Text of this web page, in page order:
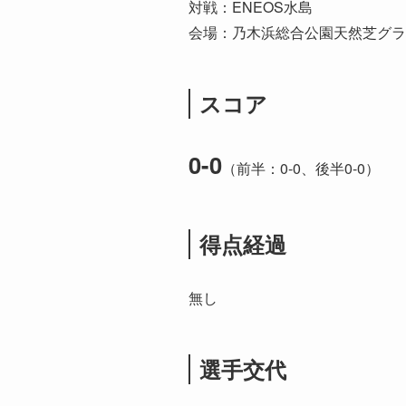
対戦：ENEOS水島
会場：乃木浜総合公園天然芝グ
スコア
0-0 （前半：0-0、後半0-0）
得点経過
無し
選手交代